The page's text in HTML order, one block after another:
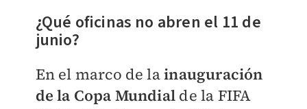
¿Qué oficinas no abren el 11 de
junio?
En el marco de lainauguración
de la Copa Mundial de la FIFA